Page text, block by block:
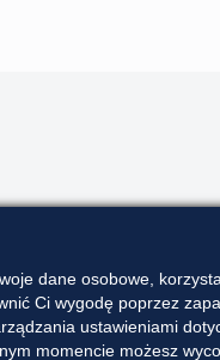
dane osobowe,
Ci wygodę poprzez
ustawieniami
momencie możesz